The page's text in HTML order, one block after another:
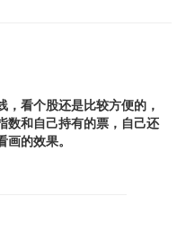
看个股还是比较方便的，
数和自己持有的票，自己还
的效果。